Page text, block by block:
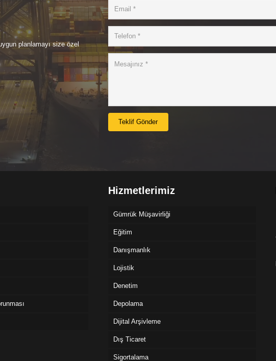
planlamayı size özel
Teklif Gönder
Hizmetlerimiz
Gümrük Müşavirliği
Eğitim
Danışmanlık
Lojistik
Denetim
Depolama
Dijital Arşivleme
Dış Ticaret
Sigortalama